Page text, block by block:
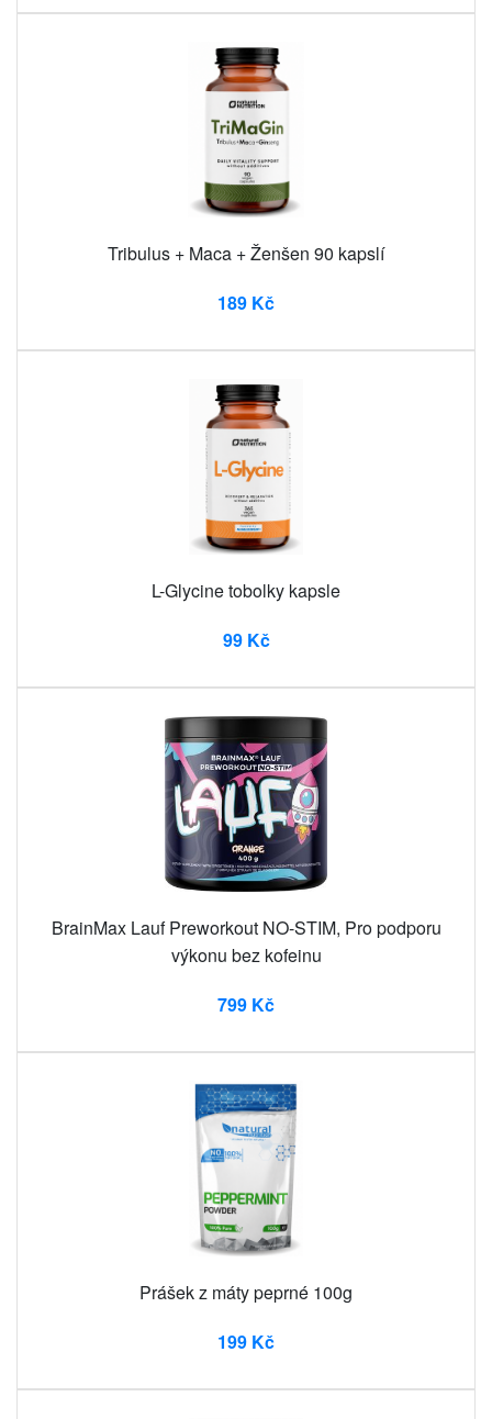
Tribulus + Maca + Ženšen 90 kapslí
189 Kč
L-Glycine tobolky kapsle
99 Kč
BrainMax Lauf Preworkout NO-STIM, Pro podporu
výkonu bez kofeinu
799 Kč
Prášek z máty peprné 100g
199 Kč